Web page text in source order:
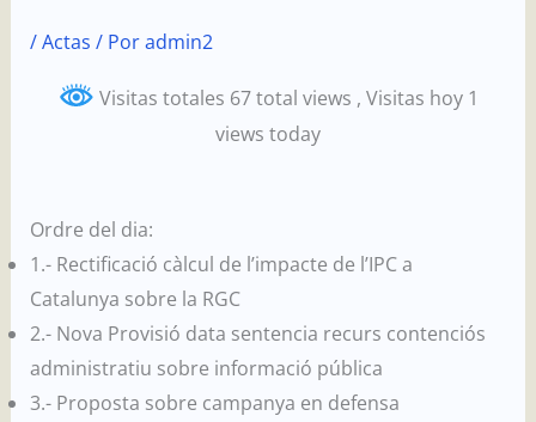
contenido
/Actas / Poradmin2
Visitas totales 67 total views , Visitas hoy 1
views today
Ordre del dia:
1.- Rectificació càlcul de l’impacte de l’IPC a
Catalunya sobre la RGC
2.- Nova Provisió data sentencia recurs contenciós
administratiu sobre informació pública
3.- Proposta sobre campanya en defensa